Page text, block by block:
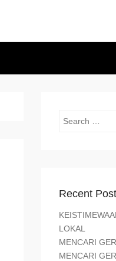
Search
Recent
LOKAL
MENCARI
MENCARI